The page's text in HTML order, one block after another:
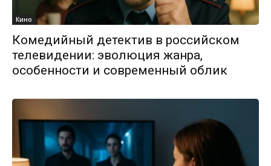
Кино
Комедийный детектив в российском
телевидении: эволюция жанра,
особенности и современный облик